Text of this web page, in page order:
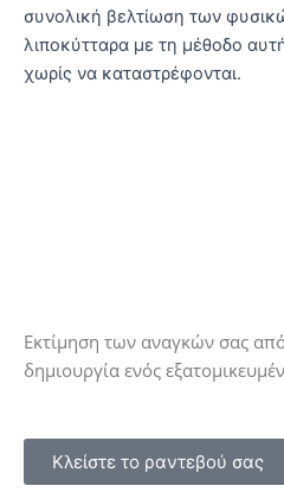
συνολική βελτίωση των
λιποκύτταρα με τη μέθοδο
χωρίς να καταστρέφονται.
Εκτίμηση των αναγκών σας
δημιουργία ενός
Κλείστε το ραντεβού σας